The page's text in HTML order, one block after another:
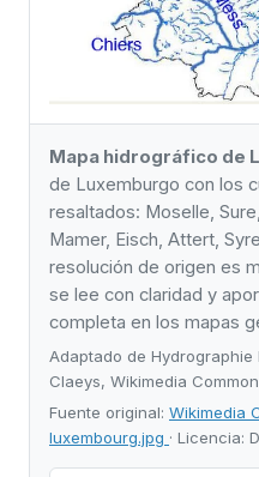
Mapa hidrográfico de
de Luxemburgo con los
resaltados: Moselle,
Mamer, Eisch, Attert,
resolución de origen es
se lee con claridad y
completa en los mapas
Adaptado de Hydrographie
Claeys, Wikimedia
Fuente original: Wikimedia
luxembourg.jpg · Licencia: